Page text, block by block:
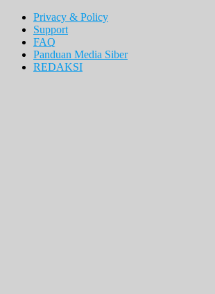
Privacy & Policy
Support
FAQ
Panduan Media Siber
REDAKSI